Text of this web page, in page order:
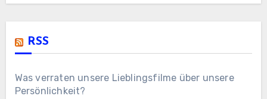
RSS
Was verraten unsere Lieblingsfilme über unsere
Persönlichkeit?